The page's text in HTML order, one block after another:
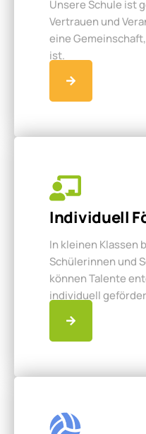
Unsere Schule ist
Vertrauen und
eine
ist.
Individuell
In kleinen Klassen
Schülerinnen und
können Talente
individuell